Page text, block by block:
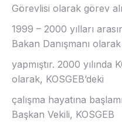
Görevlisi olarak görev
1999 – 2000 yılları
Bakan Danışmanı
yapmıştır. 2000 yılında
olarak, KOSGEB’deki
çalışma hayatına
Başkan Vekili, KOSGEB